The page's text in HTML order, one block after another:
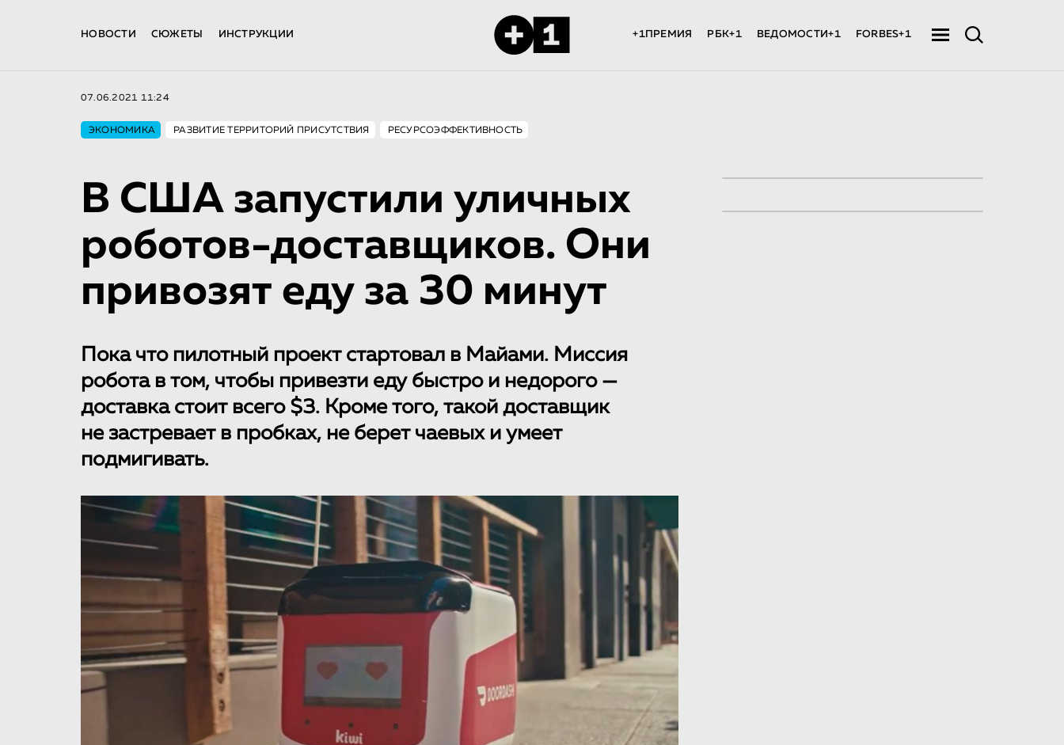
НОВОСТИ СЮЖЕТЫ ИНСТРУКЦИИ +1ПРЕМИЯ РБК+1 ВЕДОМОСТИ+1 FORBES+1
07.06.2021 11:24
ЭКОНОМИКА РАЗВИТИЕ ТЕРРИТОРИЙ ПРИСУТСТВИЯ РЕСУРСОЭФФЕКТИВНОСТЬ
В США запустили уличных
роботов-доставщиков. Они
привозят еду за 30 минут
Пока что пилотный проект стартовал в Майами. Миссия
робота в том, чтобы привезти еду быстро и недорого —
доставка стоит всего $3. Кроме того, такой доставщик
не застревает в пробках, не берет чаевых и умеет
подмигивать.